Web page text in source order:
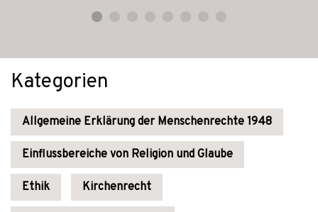
Kategorien
Allgemeine Erklärung der Menschenrechte 1948
Einflussbereiche von Religion und Glaube
Ethik Kirchenrecht